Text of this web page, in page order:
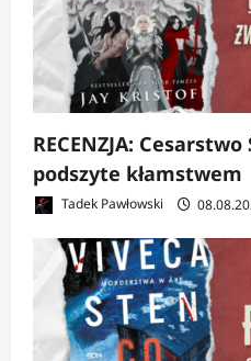
RECENZJA:
podszyte kłamstwem
Tadek Pawłowski